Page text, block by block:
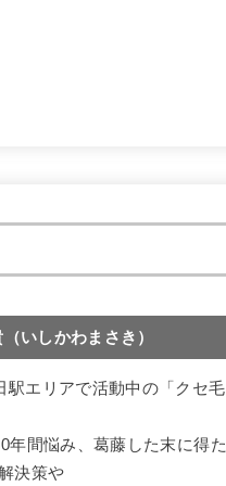
いしかわまさき）
駅エリアで活動中の「クセ
年間悩み、葛藤した末に得
決策や